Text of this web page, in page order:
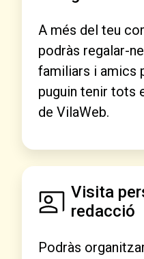
A més del teu
podràs regalar-
familiars i amics
puguin tenir tots
de VilaWeb.
Visita
redacció
Podràs